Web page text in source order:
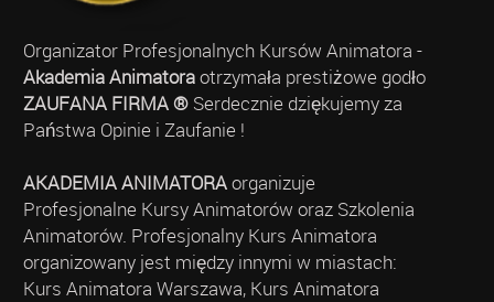
Organizator Profesjonalnych Kursów Animatora -
Akademia Animatoraotrzymała prestiżowe godło
ZAUFANA FIRMA ®Serdecznie dziękujemy za
Państwa Opinie i Zaufanie !
AKADEMIA ANIMATORAorganizuje
Profesjonalne Kursy Animatorów oraz Szkolenia
Animatorów. Profesjonalny Kurs Animatora
organizowany jest między innymi w miastach:
Kurs Animatora Warszawa, Kurs Animatora